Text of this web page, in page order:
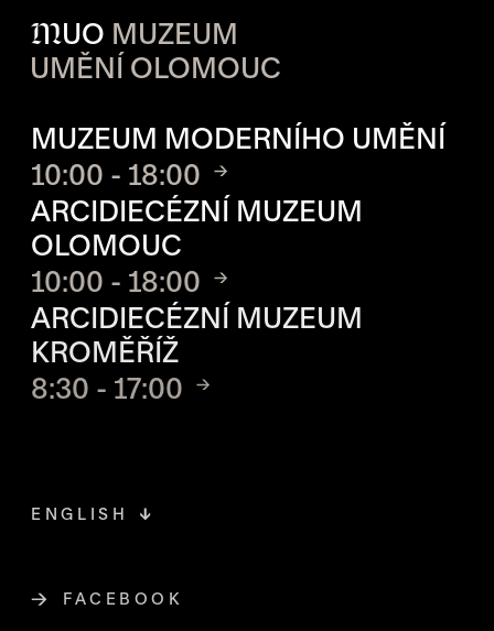
MUO MUZEUM
UMĚNÍ OLOMOUC
MUZEUM MODERNÍHO UMĚNÍ
10:00 - 18:00
ARCIDIECÉZNÍ MUZEUM
OLOMOUC
10:00 - 18:00
ARCIDIECÉZNÍ MUZEUM
KROMĚŘÍŽ
8:30 - 17:00
FACEBOOKODKAZ SE OTEVŘE NA NOVÉ
ENGLISH